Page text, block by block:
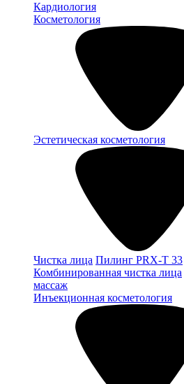
Кардиология
Косметология
Эстетическая косметология
Чистка лица Пилинг PRX-T 33
Комбинированная чистка лица
массаж
Инъекционная косметология